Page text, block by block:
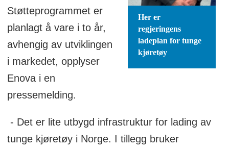
Her er
regjeringens
ladeplan for tunge
kjøretøy
Støtteprogrammet er
planlagt å vare i to år,
avhengig av utviklingen
i markedet, opplyser
Enova i en
pressemelding.
- Det er lite utbygd infrastruktur for lading av
tunge kjøretøy i Norge. I tillegg bruker